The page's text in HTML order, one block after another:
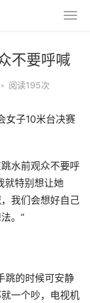
不要呼喊
• 阅读195次
女子10米台决赛
水前观众不要呼
就特别想让她
我们会想好自己
。”
跳的时候可安静
一个吵，电视机